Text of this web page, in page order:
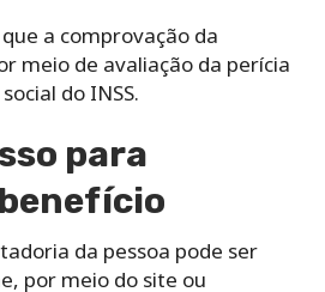
a comprovação da
meio de avaliação da perícia
do INSS.
para
da pessoa pode ser
por meio do site ou